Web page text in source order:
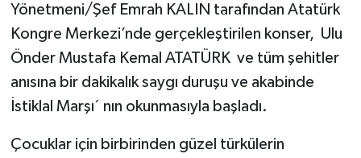
Yönetmeni/Şef Emrah KALIN tarafından Atatürk
Kongre Merkezi’nde gerçekleştirilen konser, Ulu
Önder Mustafa Kemal ATATÜRK ve tüm şehitler
anısına bir dakikalık saygı duruşu ve akabinde
İstiklal Marşı´ nın okunmasıyla başladı.
Çocuklar için birbirinden güzel türkülerin